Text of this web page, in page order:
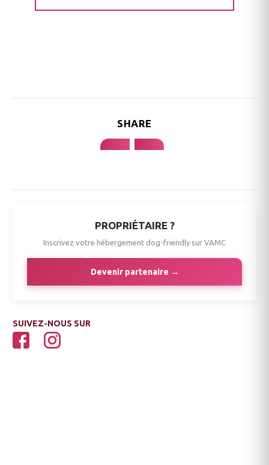
SHARE
PROPRIÉTAIRE ?
Inscrivez votre hébergement dog-friendly sur VAMC
Devenir partenaire →
SUIVEZ-NOUS SUR